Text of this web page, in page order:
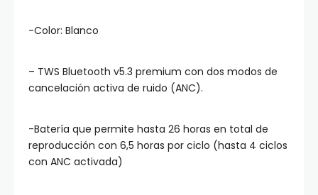
-Color: Blanco
– TWS Bluetooth v5.3 premium con dos modos de
cancelación activa de ruido (ANC).
-Batería que permite hasta 26 horas en total de
reproducción con 6,5 horas por ciclo (hasta 4 ciclos
con ANC activada)